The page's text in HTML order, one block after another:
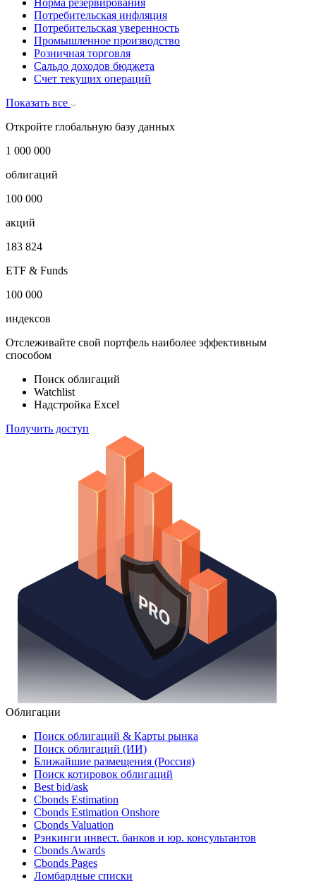
Потребительская инфляция
Потребительская уверенность
Промышленное производство
Розничная торговля
Сальдо доходов бюджета
Счет текущих операций
Показать все
Откройте глобальную базу данных
1 000 000
облигаций
100 000
акций
183 824
ETF & Funds
100 000
индексов
Отслеживайте свой портфель наиболее эффективным
способом
Поиск облигаций
Watchlist
Надстройка Excel
Получить доступ
Облигации
Поиск облигаций & Карты рынка
Поиск облигаций (ИИ)
Ближайшие размещения (Россия)
Поиск котировок облигаций
Best bid/ask
Cbonds Estimation
Cbonds Estimation Onshore
Cbonds Valuation
Рэнкинги инвест. банков и юр. консультантов
Cbonds Awards
Cbonds Pages
Ломбардные списки